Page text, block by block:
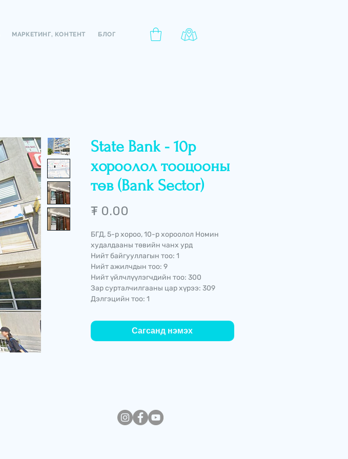
МАРКЕТИНГ, КОНТЕНТ БЛОГ
State Bank - 10р
хороолол тооцооны
төв (Bank Sector)
₮ 0.00
БГД, 5-р хороо, 10-р хороолол Номин
худалдааны төвийн чанх урд
Нийт байгууллагын тоо: 1
Нийт ажилчдын тоо: 9
Нийт үйлчлүүлэгчдийн тоо: 300
Зар сурталчилгааны цар хүрээ: 309
Дэлгэцийн тоо: 1
Сагсанд нэмэх